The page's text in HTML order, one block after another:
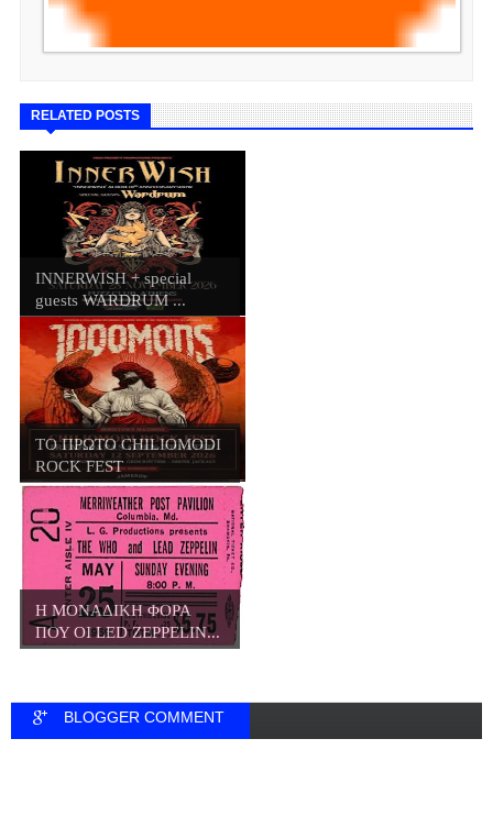
RELATED POSTS
INNERWISH + special
guests WARDRUM ...
ΤΟ ΠΡΩΤΟ CHILIOMODI
ROCK FEST
Η ΜΟΝΑΔΙΚΗ ΦΟΡΑ
ΠΟΥ ΟΙ LED ZEPPELIN...
BLOGGER COMMENT